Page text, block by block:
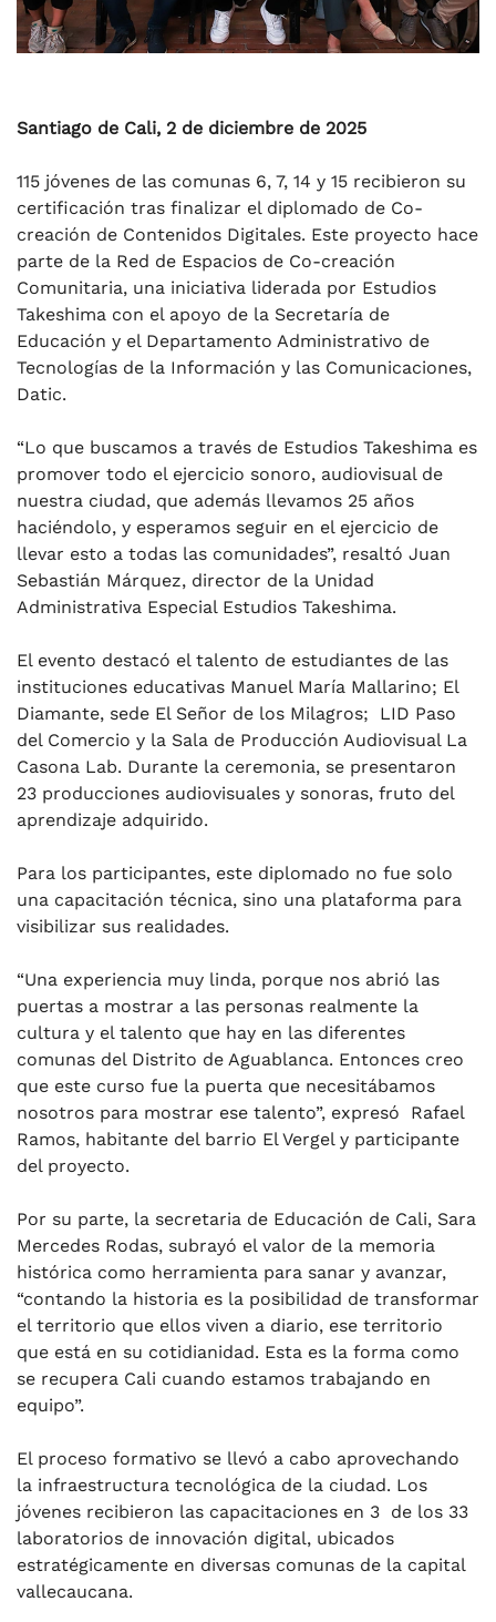
Santiago de Cali, 2 de diciembre de 2025
115 jóvenes de las comunas 6, 7, 14 y 15 recibieron su
certificación tras finalizar el diplomado de Co-
creación de Contenidos Digitales. Este proyecto hace
parte de la Red de Espacios de Co-creación
Comunitaria, una iniciativa liderada por Estudios
Takeshima con el apoyo de la Secretaría de
Educación y el Departamento Administrativo de
Tecnologías de la Información y las Comunicaciones,
Datic.
“Lo que buscamos a través de Estudios Takeshima es
promover todo el ejercicio sonoro, audiovisual de
nuestra ciudad, que además llevamos 25 años
haciéndolo, y esperamos seguir en el ejercicio de
llevar esto a todas las comunidades”, resaltó Juan
Sebastián Márquez, director de la Unidad
Administrativa Especial Estudios Takeshima.
El evento destacó el talento de estudiantes de las
instituciones educativas Manuel María Mallarino; El
Diamante, sede El Señor de los Milagros; LID Paso
del Comercio y la Sala de Producción Audiovisual La
Casona Lab. Durante la ceremonia, se presentaron
23 producciones audiovisuales y sonoras, fruto del
aprendizaje adquirido.
Para los participantes, este diplomado no fue solo
una capacitación técnica, sino una plataforma para
visibilizar sus realidades.
“Una experiencia muy linda, porque nos abrió las
puertas a mostrar a las personas realmente la
cultura y el talento que hay en las diferentes
comunas del Distrito de Aguablanca. Entonces creo
que este curso fue la puerta que necesitábamos
nosotros para mostrar ese talento”, expresó Rafael
Ramos, habitante del barrio El Vergel y participante
del proyecto.
Por su parte, la secretaria de Educación de Cali, Sara
Mercedes Rodas, subrayó el valor de la memoria
histórica como herramienta para sanar y avanzar,
“contando la historia es la posibilidad de transformar
el territorio que ellos viven a diario, ese territorio
que está en su cotidianidad. Esta es la forma como
se recupera Cali cuando estamos trabajando en
equipo”.
El proceso formativo se llevó a cabo aprovechando
la infraestructura tecnológica de la ciudad. Los
jóvenes recibieron las capacitaciones en 3 de los 33
laboratorios de innovación digital, ubicados
estratégicamente en diversas comunas de la capital
vallecaucana.